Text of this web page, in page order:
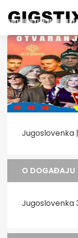
Jugoslovenka
O DOGAĐAJU
Jugoslovenka